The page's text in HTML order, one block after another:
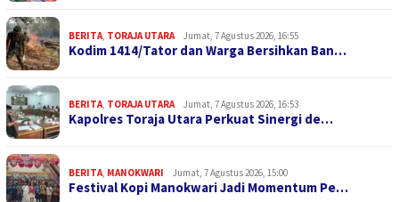
BERITA, TORAJA UTARA Jumat, 7 Agustus 2026, 16:55
Kodim 1414/Tator dan Warga Bersihkan Ban…
BERITA, TORAJA UTARA Jumat, 7 Agustus 2026, 16:53
Kapolres Toraja Utara Perkuat Sinergi de…
BERITA, MANOKWARI Jumat, 7 Agustus 2026, 15:00
Festival Kopi Manokwari Jadi Momentum Pe…